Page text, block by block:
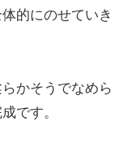
的にのせていき
かそうでなめら
です。